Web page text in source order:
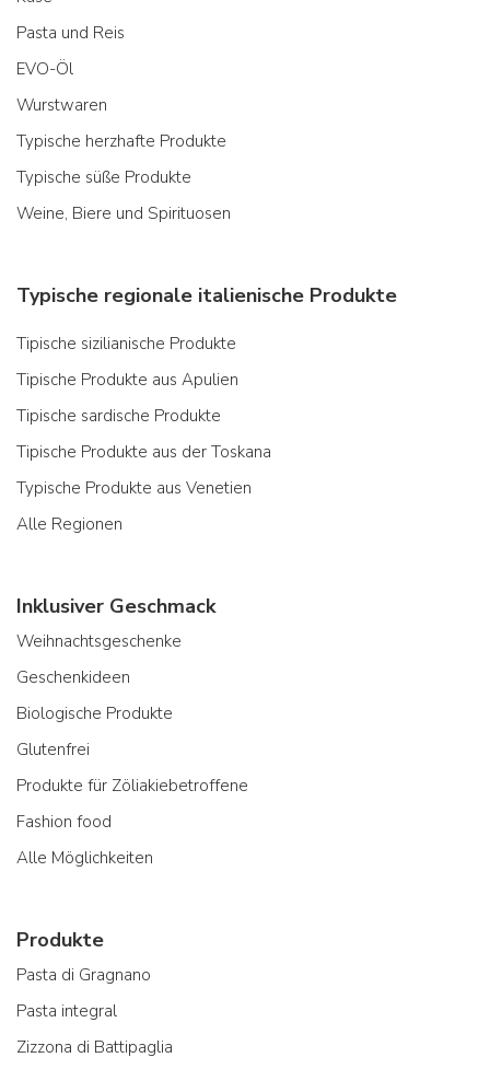
Pasta und Reis
EVO-Öl
Wurstwaren
Typische herzhafte Produkte
Typische süße Produkte
Weine, Biere und Spirituosen
Typische regionale italienische Produkte
Tipische sizilianische Produkte
Tipische Produkte aus Apulien
Tipische sardische Produkte
Tipische Produkte aus der Toskana
Typische Produkte aus Venetien
Alle Regionen
Inklusiver Geschmack
Weihnachtsgeschenke
Geschenkideen
Biologische Produkte
Glutenfrei
Produkte für Zöliakiebetroffene
Fashion food
Alle Möglichkeiten
Produkte
Pasta di Gragnano
Pasta integral
Zizzona di Battipaglia